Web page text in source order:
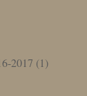
2017 (1)